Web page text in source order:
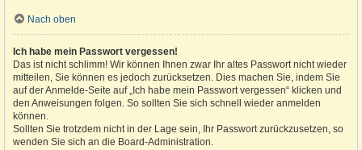
Nach oben
Ich habe mein Passwort vergessen!
Das ist nicht schlimm! Wir können Ihnen zwar Ihr altes Passwort nicht wieder
mitteilen, Sie können es jedoch zurücksetzen. Dies machen Sie, indem Sie
auf der Anmelde-Seite auf „Ich habe mein Passwort vergessen“ klicken und
den Anweisungen folgen. So sollten Sie sich schnell wieder anmelden
können.
Sollten Sie trotzdem nicht in der Lage sein, Ihr Passwort zurückzusetzen, so
wenden Sie sich an die Board-Administration.